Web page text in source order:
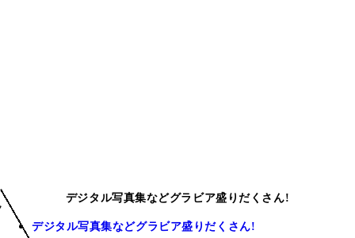
デジタル写真集などグラビア盛りだくさん!
デジタル写真集などグラビア盛りだくさん!